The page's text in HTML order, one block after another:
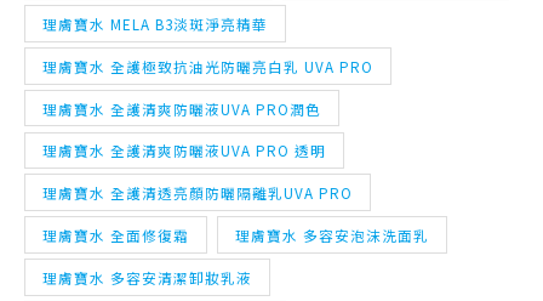
理膚寶水 MELA B3淡斑淨亮精華
理膚寶水 全護極致抗油光防曬亮白乳 UVA PRO
理膚寶水 全護清爽防曬液UVA PRO潤色
理膚寶水 全護清爽防曬液UVA PRO 透明
理膚寶水 全護清透亮顏防曬隔離乳UVA PRO
理膚寶水 全面修復霜 理膚寶水 多容安泡沫洗面乳
理膚寶水 多容安清潔卸妝乳液